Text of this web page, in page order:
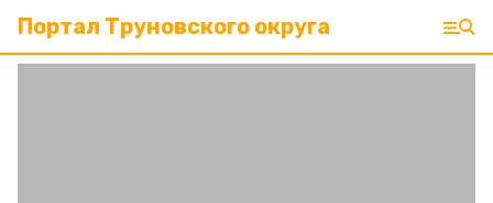
Портал Труновского округа